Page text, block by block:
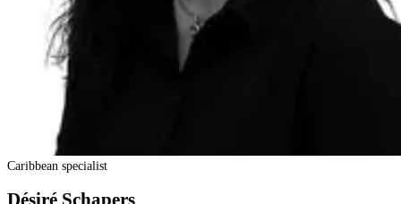
Caribbean specialist
Désiré Schapers